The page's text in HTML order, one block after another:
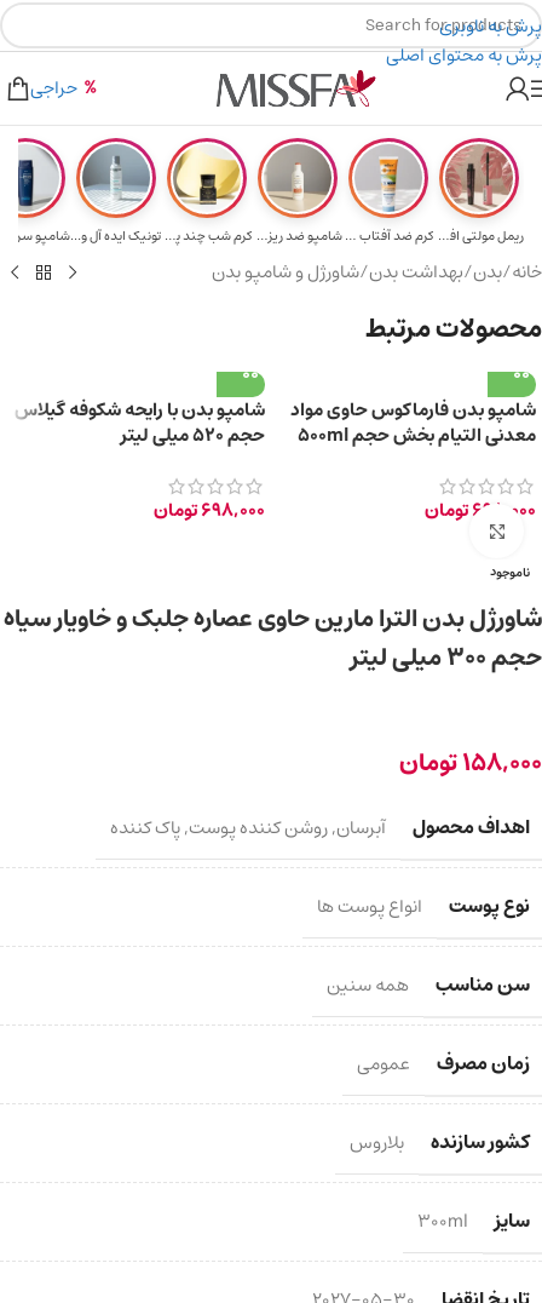
پرش به ناوبری
پرش به محتوای اصلی
۲٪ تخفیف روی سبد خرید برای روش کارت به کارت
هدیه برای خرید های بالای ۵ میلیون تومن
حراجی
ریمل مولتی افکت... کرم ضد آفتاب حا... شامپو ضد ریزش و... کرم شب چند پپتی... تونیک ایده آل و...
خانه/بدن/بهداشت بدن/شاورژل و شامپو بدن
محصولات مرتبط
شامپو بدن فارماکوس حاوی مواد
معدنی التیام بخش حجم 500ml
698,000تومان
شامپو بدن با رایحه شکوفه گیلاس
حجم 520 میلی‌ لیتر
698,000تومان
ناموجود
برای بزرگ‌نمایی کلیک کنید
شاورژل بدن الترا مارین حاوی عصاره جلبک و خاویار سیاه
حجم ۳۰۰ میلی لیتر
158,000تومان
اهداف محصول آبرسان,روشن کننده پوست,پاک کننده
نوع پوست انواع پوست ها
سن مناسب همه سنین
زمان مصرف عمومی
کشور سازنده بلاروس
سایز 300ml